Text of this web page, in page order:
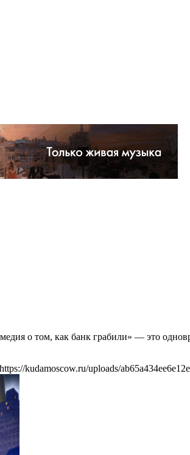
о том, как банк грабили» — это
https://kudamoscow.ru/uploads/